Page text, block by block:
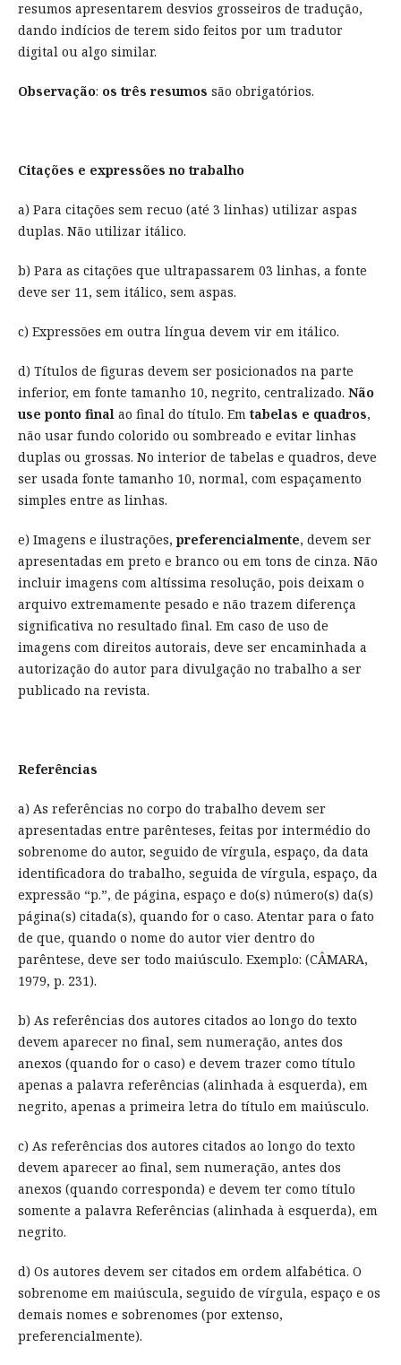
resumos apresentarem desvios grosseiros de tradução,
dando indícios de terem sido feitos por um tradutor
digital ou algo similar.
Observação: os três resumos são obrigatórios.
Citações e expressões no trabalho
a) Para citações sem recuo (até 3 linhas) utilizar aspas
duplas. Não utilizar itálico.
b) Para as citações que ultrapassarem 03 linhas, a fonte
deve ser 11, sem itálico, sem aspas.
c) Expressões em outra língua devem vir em itálico.
d) Títulos de figuras devem ser posicionados na parte
inferior, em fonte tamanho 10, negrito, centralizado. Não
use ponto final ao final do título. Em tabelas e quadros,
não usar fundo colorido ou sombreado e evitar linhas
duplas ou grossas. No interior de tabelas e quadros, deve
ser usada fonte tamanho 10, normal, com espaçamento
simples entre as linhas.
e) Imagens e ilustrações, preferencialmente, devem ser
apresentadas em preto e branco ou em tons de cinza. Não
incluir imagens com altíssima resolução, pois deixam o
arquivo extremamente pesado e não trazem diferença
significativa no resultado final. Em caso de uso de
imagens com direitos autorais, deve ser encaminhada a
autorização do autor para divulgação no trabalho a ser
publicado na revista.
Referências
a) As referências no corpo do trabalho devem ser
apresentadas entre parênteses, feitas por intermédio do
sobrenome do autor, seguido de vírgula, espaço, da data
identificadora do trabalho, seguida de vírgula, espaço, da
expressão “p.”, de página, espaço e do(s) número(s) da(s)
página(s) citada(s), quando for o caso. Atentar para o fato
de que, quando o nome do autor vier dentro do
parêntese, deve ser todo maiúsculo. Exemplo: (CÂMARA,
1979, p. 231).
b) As referências dos autores citados ao longo do texto
devem aparecer no final, sem numeração, antes dos
anexos (quando for o caso) e devem trazer como título
apenas a palavra referências (alinhada à esquerda), em
negrito, apenas a primeira letra do título em maiúsculo.
c) As referências dos autores citados ao longo do texto
devem aparecer ao final, sem numeração, antes dos
anexos (quando corresponda) e devem ter como título
somente a palavra Referências (alinhada à esquerda), em
negrito.
d) Os autores devem ser citados em ordem alfabética. O
sobrenome em maiúscula, seguido de vírgula, espaço e os
demais nomes e sobrenomes (por extenso,
preferencialmente).